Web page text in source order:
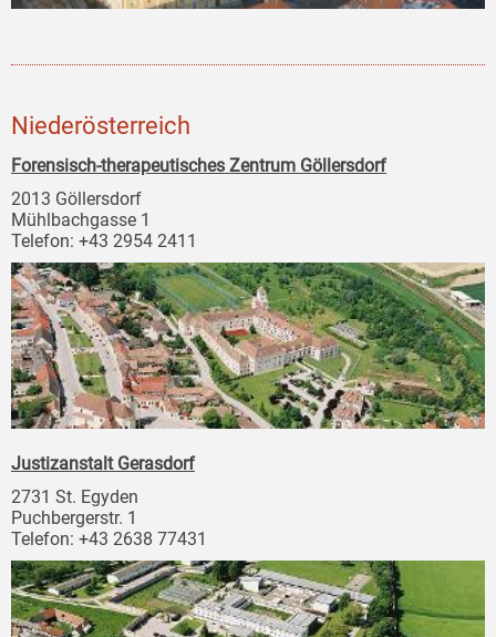
Niederösterreich
Forensisch-therapeutisches Zentrum Göllersdorf
2013 Göllersdorf
Mühlbachgasse 1
Telefon: +43 2954 2411
Justizanstalt Gerasdorf
2731 St. Egyden
Puchbergerstr. 1
Telefon: +43 2638 77431